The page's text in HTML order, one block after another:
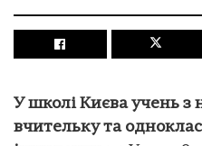
У школі Києва учень з
вчительку та